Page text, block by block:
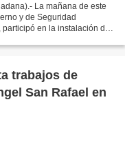
La mañana de este
y de Seguridad
en la instalación de
trabajos de
San Rafael en